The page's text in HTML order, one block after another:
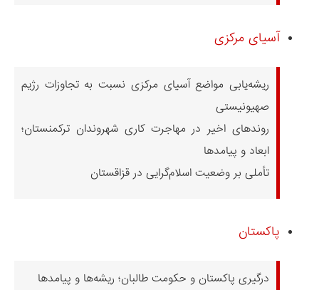
آسیای مرکزی
ریشه‌یابی مواضع آسیای مرکزی نسبت به تجاوزات رژیم
صهیونیستی
روندهای اخیر در مهاجرت کاری شهروندان ترکمنستان؛
ابعاد و پیامدها
تأملی بر وضعیت اسلام‌گرایی در قزاقستان
پاکستان
درگیری پاکستان و حکومت طالبان؛ ریشه‌ها و پیامدها